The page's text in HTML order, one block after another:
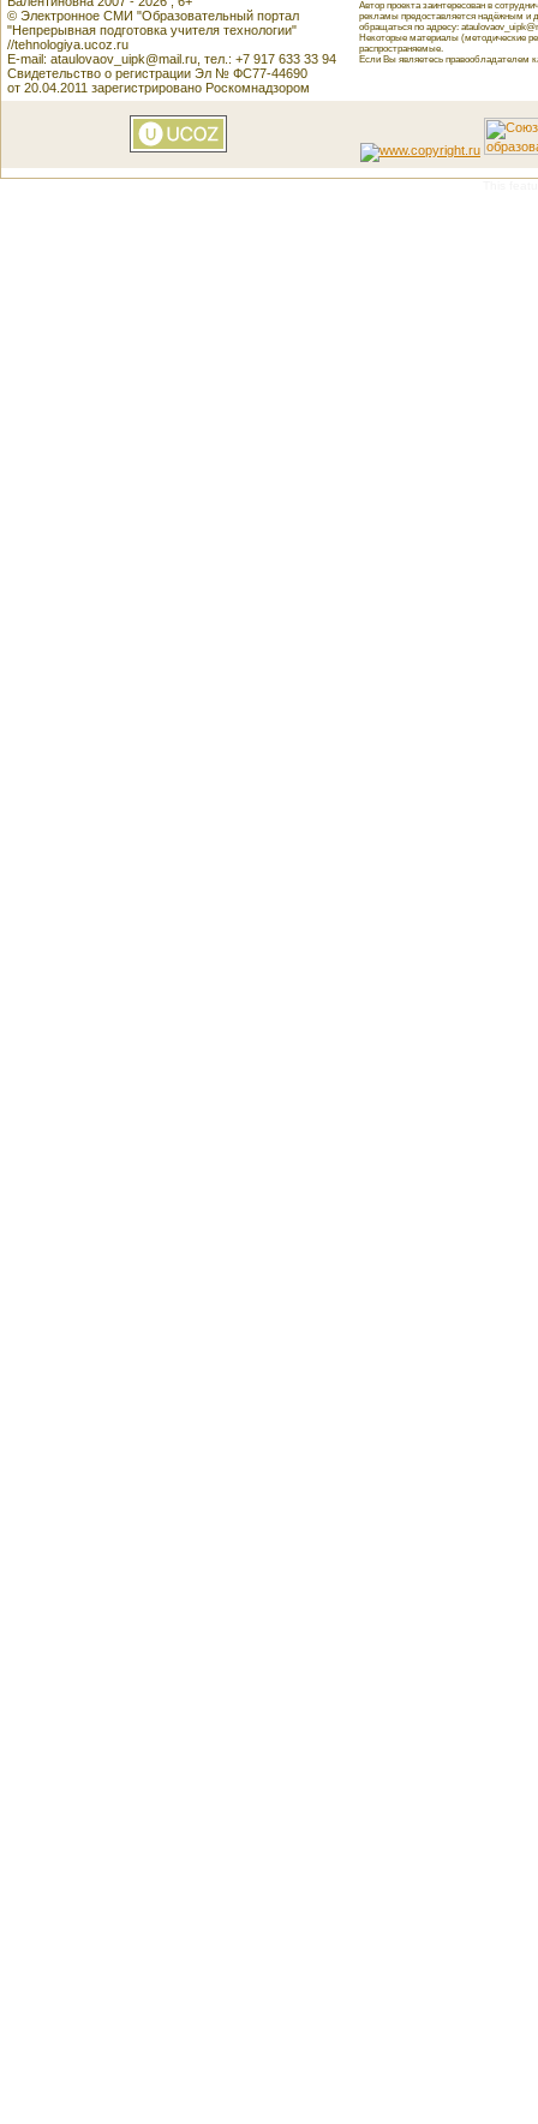
© Электронное СМИ "Образовательный портал
"Непрерывная подготовка учителя технологии"
//tehnologiya.ucoz.ru
E-mail: ataulovaov_uipk@mail.ru, тел.: +7 917 633 33 94
Свидетельство о регистрации Эл № ФС77-44690
от 20.04.2011 зарегистрировано Роскомнадзором
Автор проекта заинтересован в
рекламы предоставляется надёжным и
обращаться по адресу:
Некоторые материалы (методические
распространяемые.
Если Вы являетесь правообладателем